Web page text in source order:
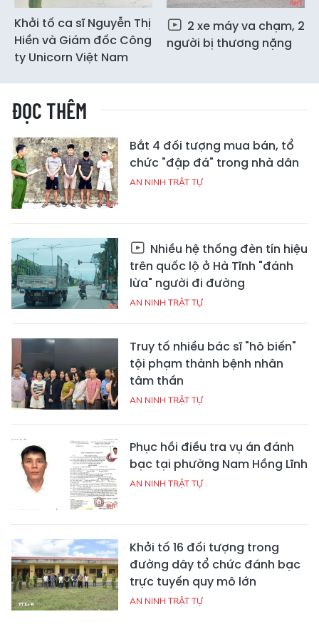
Khởi tố ca sĩ Nguyễn Thị
Hiền và Giám đốc Công
ty Unicorn Việt Nam
2 xe máy va chạm, 2
người bị thương nặng
ĐỌC THÊM
Bắt 4 đối tượng mua bán, tổ
chức "đập đá" trong nhà dân
AN NINH TRẬT TỰ
Nhiều hệ thống đèn tín hiệu
trên quốc lộ ở Hà Tĩnh "đánh
lừa" người đi đường
AN NINH TRẬT TỰ
Truy tố nhiều bác sĩ "hô biến"
tội phạm thành bệnh nhân
tâm thần
AN NINH TRẬT TỰ
Phục hồi điều tra vụ án đánh
bạc tại phường Nam Hồng Lĩnh
AN NINH TRẬT TỰ
Khởi tố 16 đối tượng trong
đường dây tổ chức đánh bạc
trực tuyến quy mô lớn
AN NINH TRẬT TỰ